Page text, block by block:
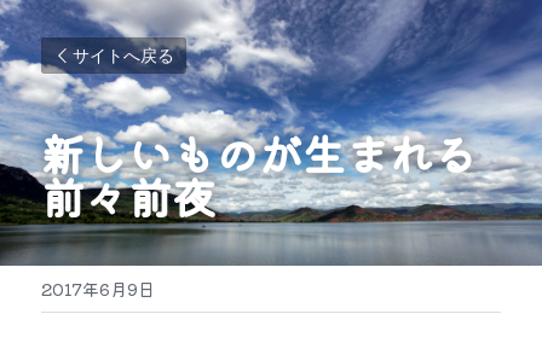
サイトへ戻る
新しいものが生まれる
前々前夜
2017年6月9日